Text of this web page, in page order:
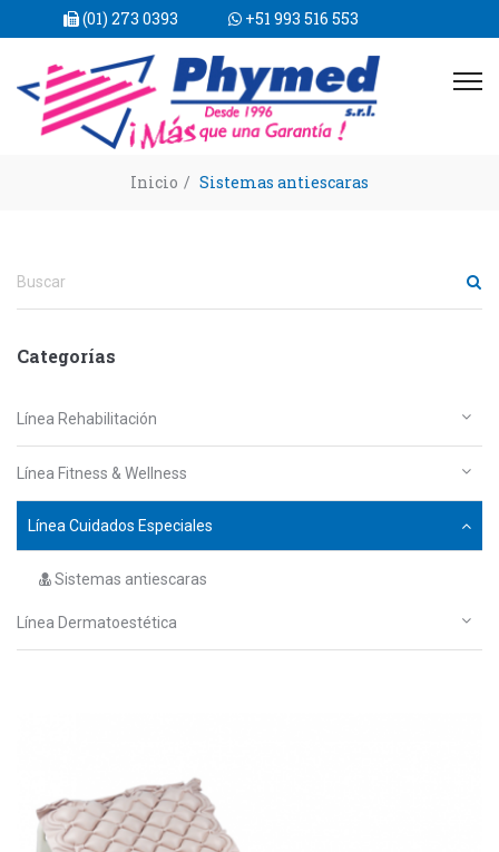
(01) 273 0393 +51 993 516 553
Inicio / Sistemas antiescaras
Categorías
Línea Rehabilitación
Línea Fitness & Wellness
Línea Cuidados Especiales
Sistemas antiescaras
Línea Dermatoestética